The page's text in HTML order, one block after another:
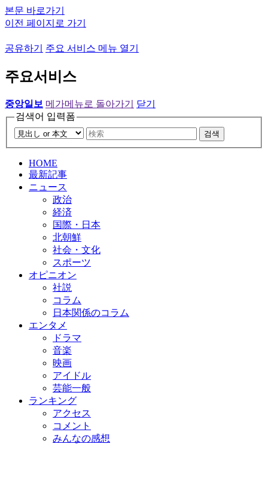
본문 바로가기
이전 페이지로 가기
공유하기 주요 서비스 메뉴 열기
주요서비스
중앙일보 메가메뉴로 돌아가기
닫기
검색어 입력폼
검색
HOME
最新記事
ニュース
政治
経済
国際・日本
北朝鮮
社会・文化
スポーツ
オピニオン
社説
コラム
日本関係のコラム
エンタメ
ドラマ
音楽
映画
アイドル
芸能一般
ランキング
アクセス
コメント
みんなの感想